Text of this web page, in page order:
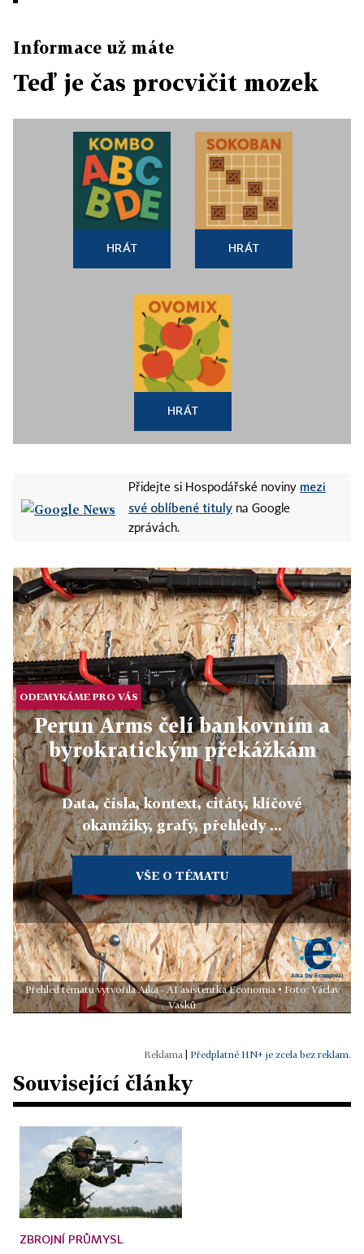
Informace už máte
Teď je čas procvičit mozek
HRÁT HRÁT
HRÁT
Přidejte si Hospodářské noviny mezi
své oblíbené tituly na Google
zprávách.
ODEMYKÁME PRO VÁS
Perun Arms čelí bankovním a
byrokratickým překážkám
Data, čísla, kontext, citáty, klíčové
okamžiky, grafy, přehledy ...
VŠE O TÉMATU
Přehled tématu vytvořila Aika - AI asistentka Economia • Foto: Václav
Vašků
Předplatné HN+ je zcela bez reklam.
Související články
ZBROJNÍ PRŮMYSL